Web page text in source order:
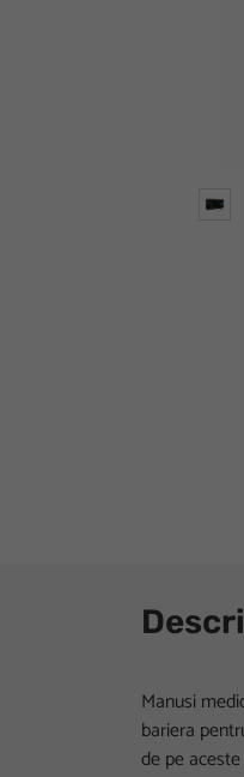
Manusi
bariera
de pe